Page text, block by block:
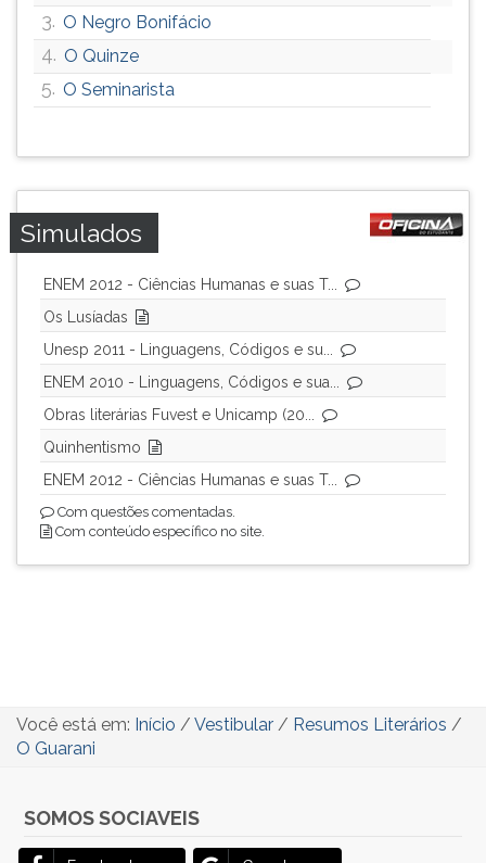
3. O Negro Bonifácio
4. O Quinze
5. O Seminarista
Simulados
ENEM 2012 - Ciências Humanas e suas T...
Os Lusíadas
Unesp 2011 - Linguagens, Códigos e su...
ENEM 2010 - Linguagens, Códigos e sua...
Obras literárias Fuvest e Unicamp (20...
Quinhentismo
ENEM 2012 - Ciências Humanas e suas T...
Com questões comentadas.
Com conteúdo específico no site.
Você está em: Início / Vestibular / Resumos Literários /
O Guarani
SOMOS SOCIAVEIS